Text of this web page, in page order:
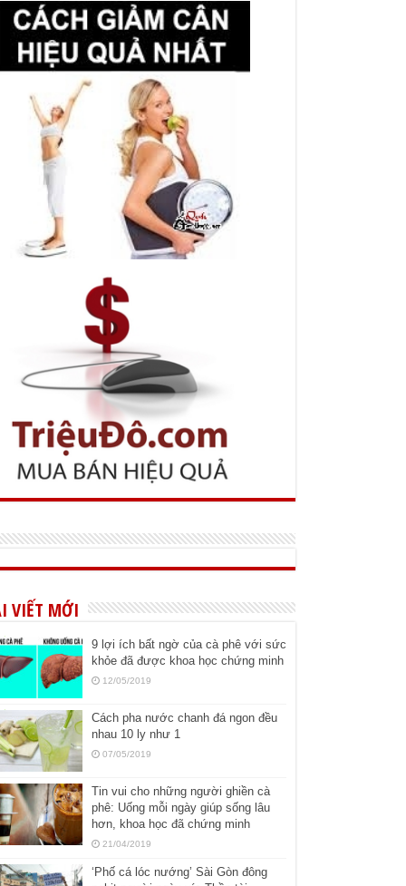
VIẾT MỚI
9 lợi ích bất ngờ của cà phê với sức
khỏe đã được khoa học chứng minh
12/05/2019
Cách pha nước chanh đá ngon đều
nhau 10 ly như 1
07/05/2019
Tin vui cho những người ghiền cà
phê: Uống mỗi ngày giúp sống lâu
hơn, khoa học đã chứng minh
21/04/2019
‘Phố cá lóc nướng’ Sài Gòn đông